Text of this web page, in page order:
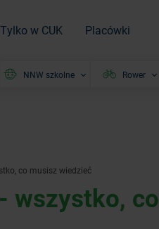
Tylko w CUK Placówki
NNW szkolne Rower
co musisz wiedzieć
wszystko, co